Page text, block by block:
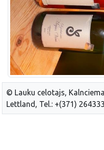
© Lauku celotajs,
Lettland, Tel.: +(371)